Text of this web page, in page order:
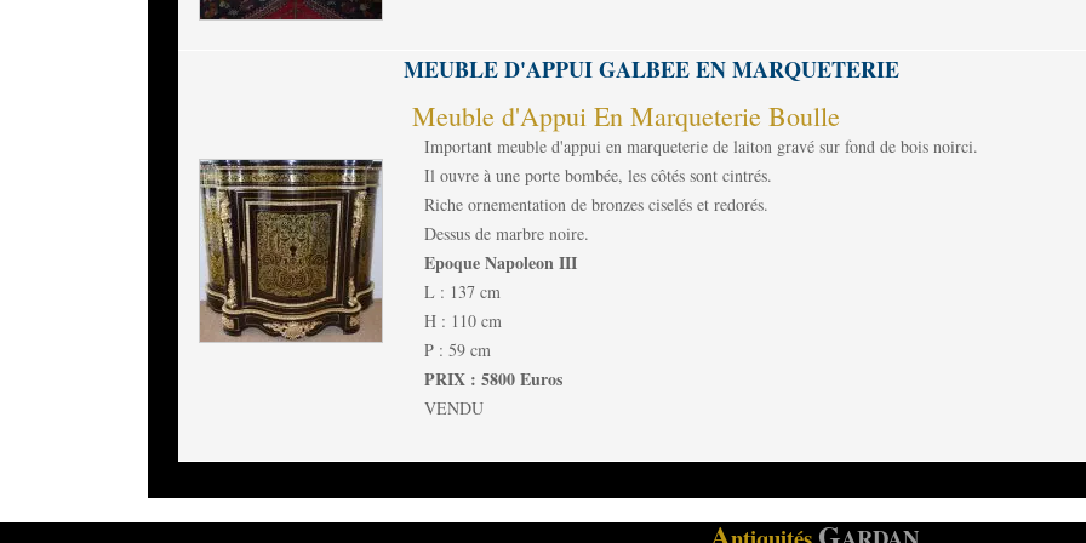
MEUBLE D'APPUI GALBEE EN MARQUETERIE
Meuble d'Appui En Marqueterie Boulle
Important meuble d'appui en marqueterie de laiton gravé sur fond de bois noirci.
Il ouvre à une porte bombée, les côtés sont cintrés.
Riche ornementation de bronzes ciselés et redorés.
Dessus de marbre noire.
Epoque Napoleon III
L : 137 cm
H : 110 cm
P : 59 cm
PRIX : 5800 Euros
VENDU